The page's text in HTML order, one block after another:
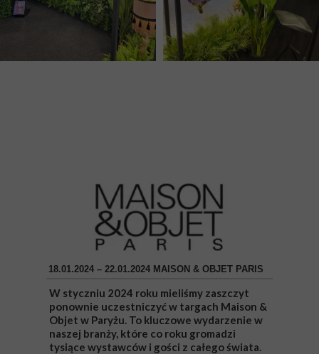
18.01.2024 – 22.01.2024 MAISON & OBJET PARIS
W styczniu 2024 roku mieliśmy zaszczyt
ponownie uczestniczyć w targach Maison &
Objet w Paryżu. To kluczowe wydarzenie w
naszej branży, które co roku gromadzi
tysiące wystawców i gości z całego świata.